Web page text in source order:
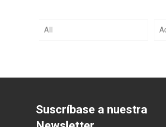
All
Suscríbase a nuestra